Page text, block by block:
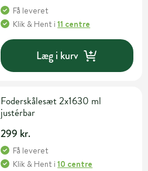
Få leveret
Klik & Hent i11 centre
Læg i kurv
Foderskålesæt 2x1630 ml
justérbar
299 kr.
Få leveret
Klik & Hent i10 centre